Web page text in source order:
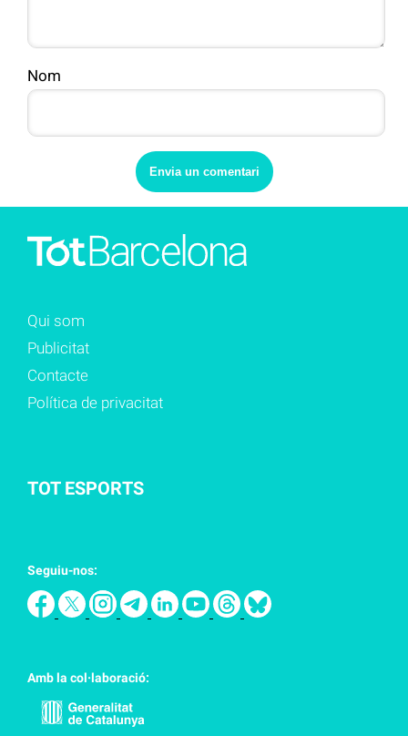
Nom
Qui som
Publicitat
Contacte
Política de privacitat
TOT ESPORTS
Seguiu-nos:
Amb la col·laboració: